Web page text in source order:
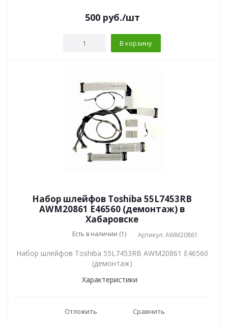
500руб./шт
В корзину
Набор шлейфов Toshiba 55L7453RB
AWM20861 E46560 (демонтаж) в
Хабаровске
Есть в наличии (1) Артикул: AWM20861
Набор шлейфов Toshiba 55L7453RB AWM20861 E46560
(демонтаж)
Характеристики
Отложить Сравнить